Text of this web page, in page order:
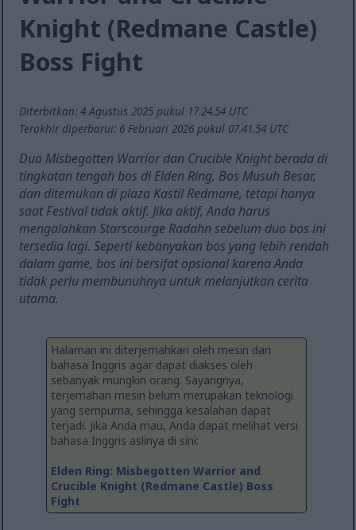
Knight (Redmane Castle)
Boss Fight
Diterbitkan: 4 Agustus 2025 pukul 17.24.54 UTC
Terakhir diperbarui: 6 Februari 2026 pukul 07.41.54 UTC
Duo Misbegotten Warrior dan Crucible Knight berada di
tingkatan tengah bos di Elden Ring, Bos Musuh Besar,
dan ditemukan di plaza Kastil Redmane, tetapi hanya
saat Festival tidak aktif. Jika aktif, Anda harus
mengalahkan Starscourge Radahn sebelum duo bos ini
tersedia lagi. Seperti kebanyakan bos yang lebih rendah
dalam game, bos ini bersifat opsional karena Anda
tidak perlu membunuhnya untuk melanjutkan cerita
utama.
Halaman ini diterjemahkan oleh mesin dari
bahasa Inggris agar dapat diakses oleh
sebanyak mungkin orang. Sayangnya,
terjemahan mesin belum merupakan teknologi
yang sempurna, sehingga kesalahan dapat
terjadi. Jika Anda mau, Anda dapat melihat versi
bahasa Inggris aslinya di sini:
Elden Ring: Misbegotten Warrior and
Crucible Knight (Redmane Castle) Boss
Fight